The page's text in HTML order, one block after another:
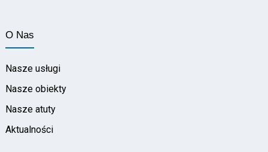
O Nas
Nasze usługi
Nasze obiekty
Nasze atuty
Aktualności